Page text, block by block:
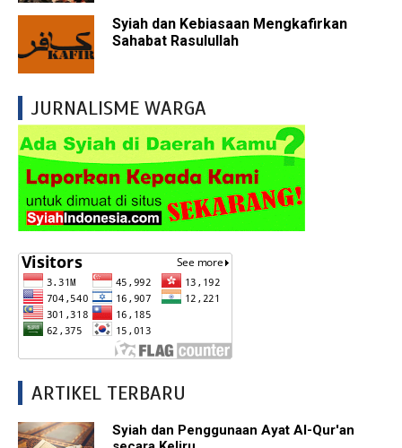
Syiah dan Kebiasaan Mengkafirkan
Sahabat Rasulullah
JURNALISME WARGA
ARTIKEL TERBARU
Syiah dan Penggunaan Ayat Al-Qur'an